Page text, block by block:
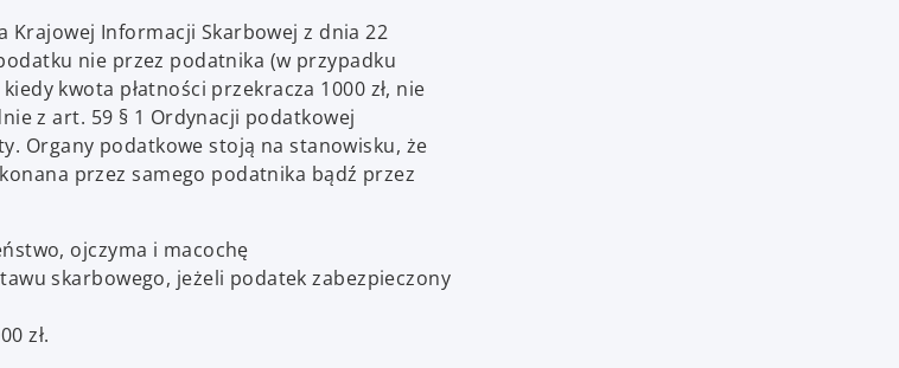
Informacji Skarbowej z dnia 22
nie przez podatnika (w przypadku
kwota płatności przekracza 1000 zł, nie
z art. 59 § 1 Ordynacji podatkowej
Organy podatkowe stoją na stanowisku, że
przez samego podatnika bądź przez
ojczyma i macochę
skarbowego, jeżeli podatek zabezpieczony
zł.